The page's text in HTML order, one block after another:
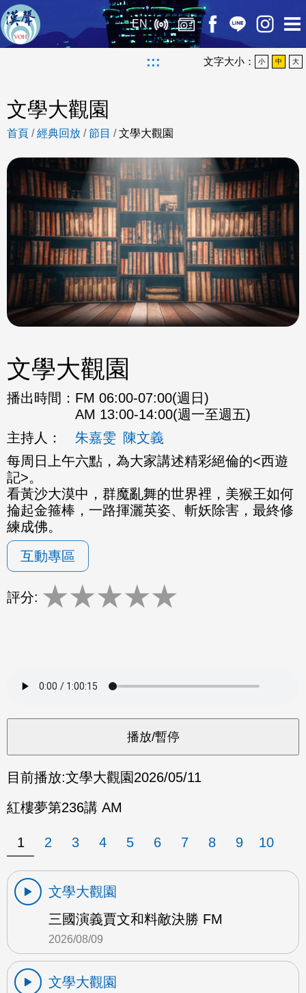
EN
::: 文字大小： 小 中 大
文學大觀園
首頁 /經典回放 /節目 /文學大觀園
文學大觀園
播出時間： FM 06:00-07:00(週日)
AM 13:00-14:00(週一至週五)
主持人：
朱嘉雯 陳文義
每周日上午六點，為大家講述精彩絕倫的<西遊
記>。
看黃沙大漠中，群魔亂舞的世界裡，美猴王如何
掄起金箍棒，一路揮灑英姿、斬妖除害，最終修
練成佛。
互動專區
評分: ★★★★★
目前播放:文學大觀園2026/05/11
紅樓夢第236講 AM
1 2 3 4 5 6 7 8 9 10
文學大觀園
三國演義賈文和料敵決勝 FM
2026/08/09
文學大觀園